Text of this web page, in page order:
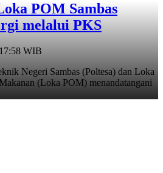
POM Sambas
melalui PKS
WIB
Negeri Sambas (Poltesa) dan Loka
(Loka POM) menandatangani